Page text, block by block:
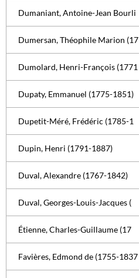
Dumaniant, Antoine-Jean Bourli
Dumersan, Théophile Marion (17
Dumolard, Henri-François (1771
Dupaty, Emmanuel (1775-1851)
Dupetit-Méré, Frédéric (1785-1
Dupin, Henri (1791-1887)
Duval, Alexandre (1767-1842)
Duval, Georges-Louis-Jacques (
Étienne, Charles-Guillaume (17
Favières, Edmond de (1755-1837